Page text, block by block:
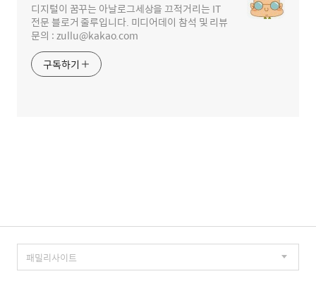
디지털이 꿈꾸는 아날로그세상을 끄적거리는 IT
전문 블로거 줄루입니다. 미디어데이 참석 및 리뷰
문의 : zullu@kakao.com
구독하기